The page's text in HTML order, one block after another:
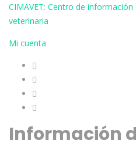
CIMAVET: Centro de
veterinaria
Mi cuenta
Información